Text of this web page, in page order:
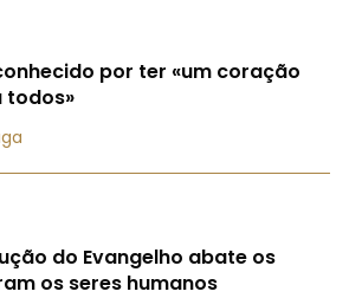
por ter «um coração
todos»
do Evangelho abate os
os seres humanos